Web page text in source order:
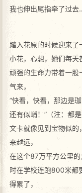
我也伸出尾指牵了过
踏入花原的时候迎来
小花，心想，她们每天
顽强的生命力带着一股
气来，
“快看，快看，那边是
还有似峭！”（注：都是
文卡就像见到宝物似的
来越远，
在这个87万平方公里
时在学校连跑800米都
得累了，